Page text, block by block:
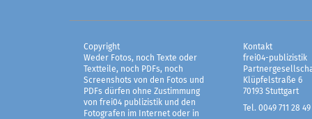
Copyright
Weder Fotos, noch Texte oder
Textteile, noch PDFs, noch
Screenshots von den Fotos und
PDFs dürfen ohne Zustimmung
von frei04 publizistik und den
Fotografen im Internet oder in
Kontakt
frei04-publizistik
Klüpfelstraße 6
70193 Stuttgart
Tel. 0049 711 28 49